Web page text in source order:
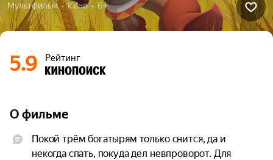
Мультфильм  •  Кино  •  6+
5.9 Рейтинг
О фильме
Покой трём богатырям только снится, да и
некогда спать, покуда дел невпроворот. Для